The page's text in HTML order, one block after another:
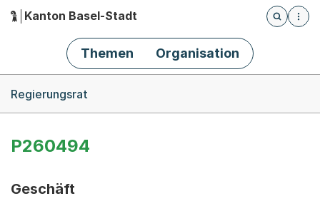
Hauptnavigation
Kanton Basel-Stadt
Öffnet
Themen Organisation
Regierungsrat
P260494
Geschäft